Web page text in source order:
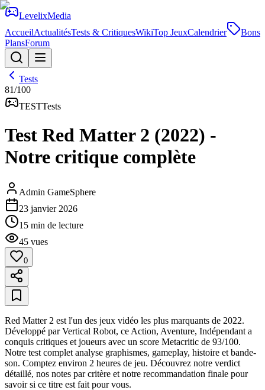
LevelixMedia
AccueilActualitésTests & CritiquesWikiTop JeuxCalendrier
Bons
PlansForum
Tests
81/100
TESTTests
Test Red Matter 2 (2022) -
Notre critique complète
Admin GameSphere
23 janvier 2026
15 min de lecture
45 vues
0
Red Matter 2 est l'un des jeux vidéo les plus marquants de 2022.
Développé par Vertical Robot, ce Action, Aventure, Indépendant a
conquis critiques et joueurs avec un score Metacritic de 93/100.
Notre test complet analyse graphismes, gameplay, histoire et bande-
son. Comptez environ 2 heures de jeu. Découvrez notre verdict
détaillé, nos notes par critère et notre recommandation finale pour
savoir si ce titre est fait pour vous.